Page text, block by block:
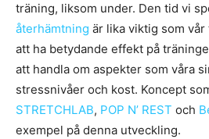
träning, liksom under. Den tid vi
återhämtning är lika viktig som
att ha betydande effekt på
att handla om aspekter som våra
stressnivåer och kost. Koncept
STRETCHLAB, POP N’ REST och
exempel på denna utveckling.